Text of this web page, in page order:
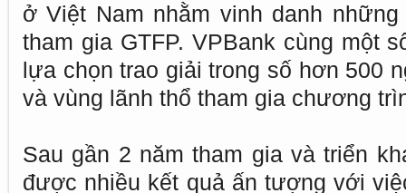
ở Việt Nam nhằm vinh danh
tham gia GTFP. VPBank cùng một
lựa chọn trao giải trong số hơn 500
và vùng lãnh thổ tham gia chương
Sau gần 2 năm tham gia và triển
được nhiều kết quả ấn tượng với